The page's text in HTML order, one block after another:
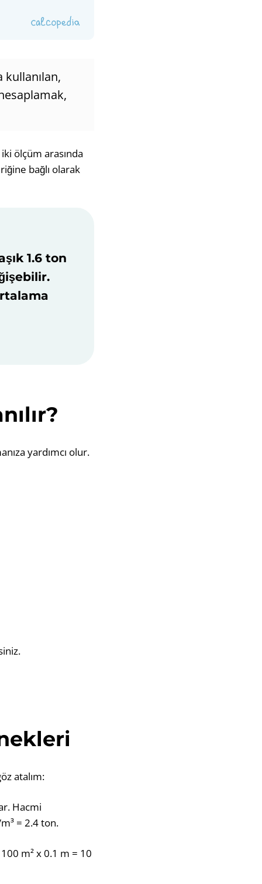
kullanılan,
ölçüm arasında
bağlı olarak
1.6 ton
yardımcı olur.
atalım:
Hacmi
= 2.4 ton.
m² x 0.1 m = 10